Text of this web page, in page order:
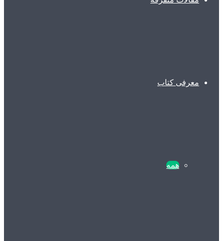
معرفی کتاب
همه